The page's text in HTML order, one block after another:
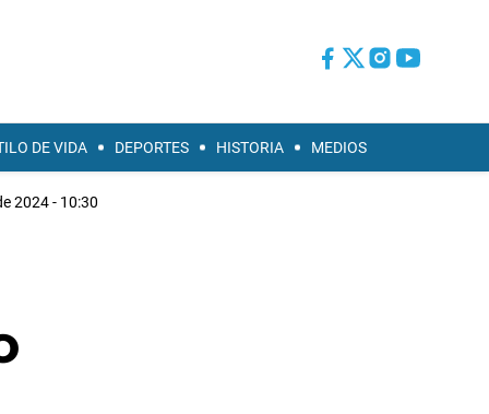
DE VIDA DEPORTES HISTORIA MEDIOS
2024 - 10:30